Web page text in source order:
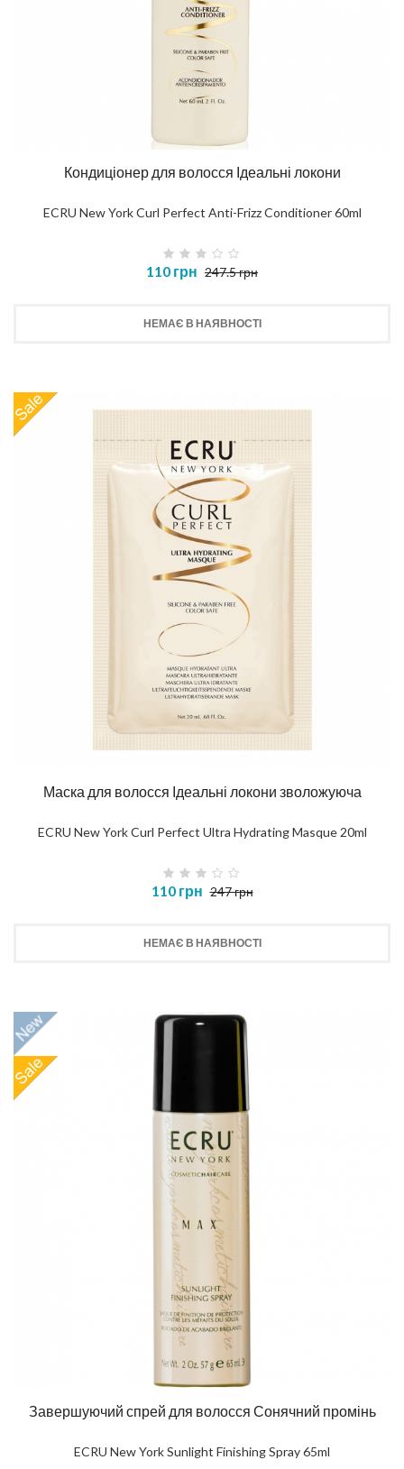
Кондиціонер для волосся Ідеальні локони
ECRU New York Curl Perfect Anti-Frizz Conditioner 60ml
110 грн 247.5 грн
НЕМАЄ В НАЯВНОСТІ
Маска для волосся Ідеальні локони зволожуюча
ECRU New York Curl Perfect Ultra Hydrating Masque 20ml
110 грн 247 грн
НЕМАЄ В НАЯВНОСТІ
Завершуючий спрей для волосся Сонячний промінь
ECRU New York Sunlight Finishing Spray 65ml